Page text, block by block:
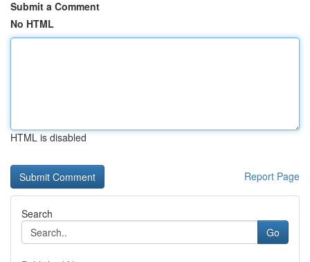
Submit a Comment
No HTML
HTML is disabled
Report Page
Search
Go